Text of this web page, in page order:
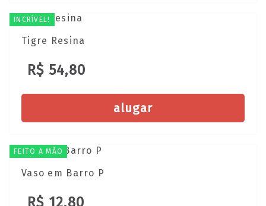
INCRÍVEL!
Tigre Resina
R$ 54,80
alugar
FEITO A MÃO
Vaso em Barro P
R$ 12,80